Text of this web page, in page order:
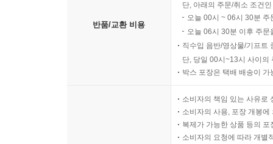
반품/교환 비용
단, 아래의 주문/취소 조건
오늘 00시 ~ 06시 30분
오늘 06시 30분 이후 주
직수입 음반/영상물/기프트
단, 당일 00시~13시 사이의
박스 포장은 택배 배송이
소비자의 책임 있는 사유로
소비자의 사용, 포장 개봉
복제가 가능한 상품 등의
소비자의 요청에 따라 개별